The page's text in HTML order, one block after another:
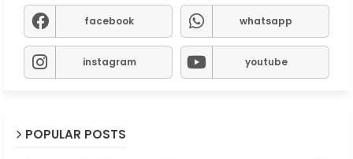
facebook whatsapp
instagram youtube
POPULAR POSTS